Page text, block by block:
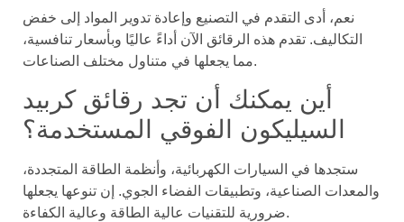
نعم، أدى التقدم في التصنيع وإعادة تدوير المواد إلى خفض
التكاليف. تقدم هذه الرقائق الآن أداءً عاليًا وبأسعار تنافسية،
مما يجعلها في متناول مختلف الصناعات.
أين يمكنك أن تجد رقائق كربيد
السيليكون الفوقي المستخدمة؟
ستجدها في السيارات الكهربائية، وأنظمة الطاقة المتجددة،
والمعدات الصناعية، وتطبيقات الفضاء الجوي. إن تنوعها يجعلها
ضرورية للتقنيات عالية الطاقة وعالية الكفاءة.